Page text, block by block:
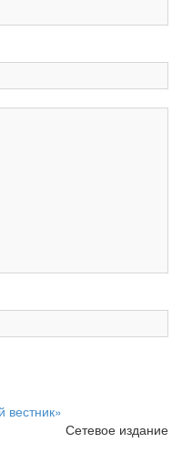
Сетевое издание